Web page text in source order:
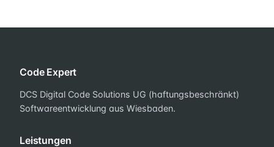
Code Expert
DCS Digital Code Solutions UG (haftungsbeschränkt)
Softwareentwicklung aus Wiesbaden.
Leistungen